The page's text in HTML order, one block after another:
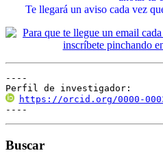
Te llegará un aviso cada vez
----
Perfil de investigador:
https://orcid.org/0000-
----
Buscar